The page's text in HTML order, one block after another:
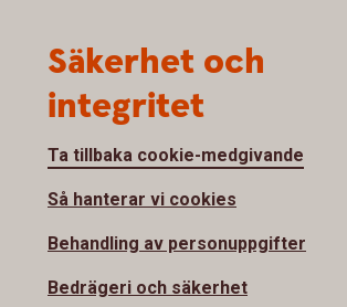
Säkerhet och
integritet
Ta tillbaka cookie-medgivande
Så hanterar vi cookies
Behandling av personuppgifter
Bedrägeri och säkerhet